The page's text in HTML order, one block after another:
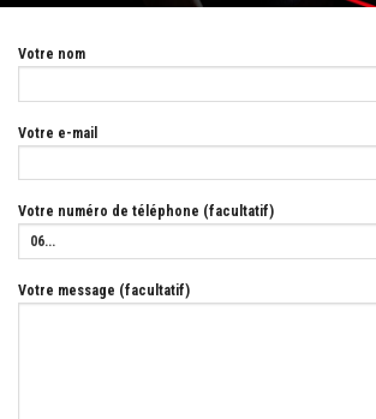
Votre nom
Votre e-mail
Votre numéro de téléphone (facultatif)
Votre message (facultatif)